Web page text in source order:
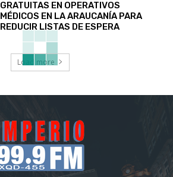
GRATUITAS EN OPERATIVOS
MÉDICOS EN LA ARAUCANÍA PARA
REDUCIR LISTAS DE ESPERA
Load more